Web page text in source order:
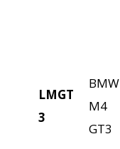
LMGT
3
BMW
M4
GT3